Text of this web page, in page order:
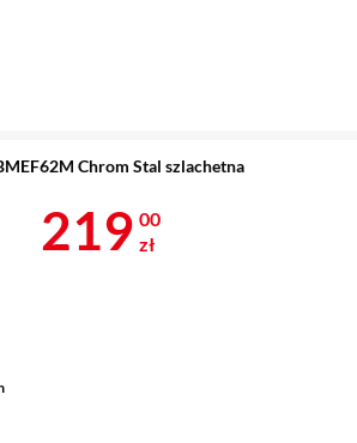
Chrom Stal szlachetna
Cena 219 zł
219 00
zł